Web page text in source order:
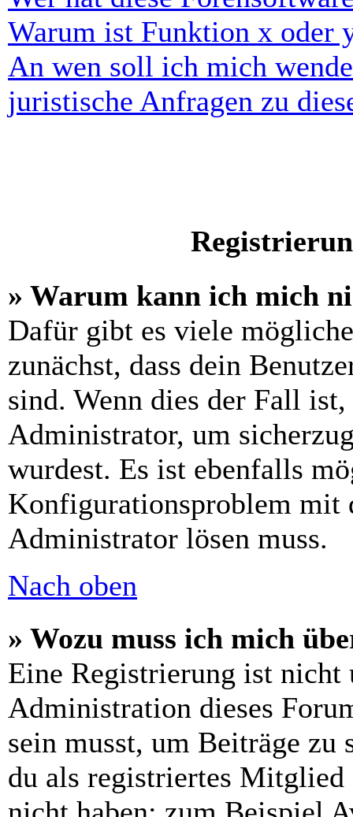
Warum ist Funktion x oder
An wen soll ich mich
juristische Anfragen zu
» Warum kann ich mich
Dafür gibt es viele
zunächst, dass dein
sind. Wenn dies der Fall
Administrator, um
wurdest. Es ist ebenfalls
Konfigurationsproblem mit
Administrator lösen muss.
Nach oben
» Wozu muss ich mich
Eine Registrierung ist
Administration dieses
sein musst, um Beiträge
du als registriertes Mitglied